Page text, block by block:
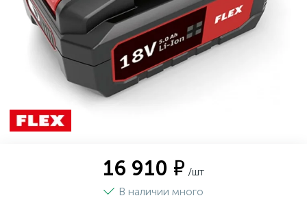
16 910 ₽ /шт
В наличии много